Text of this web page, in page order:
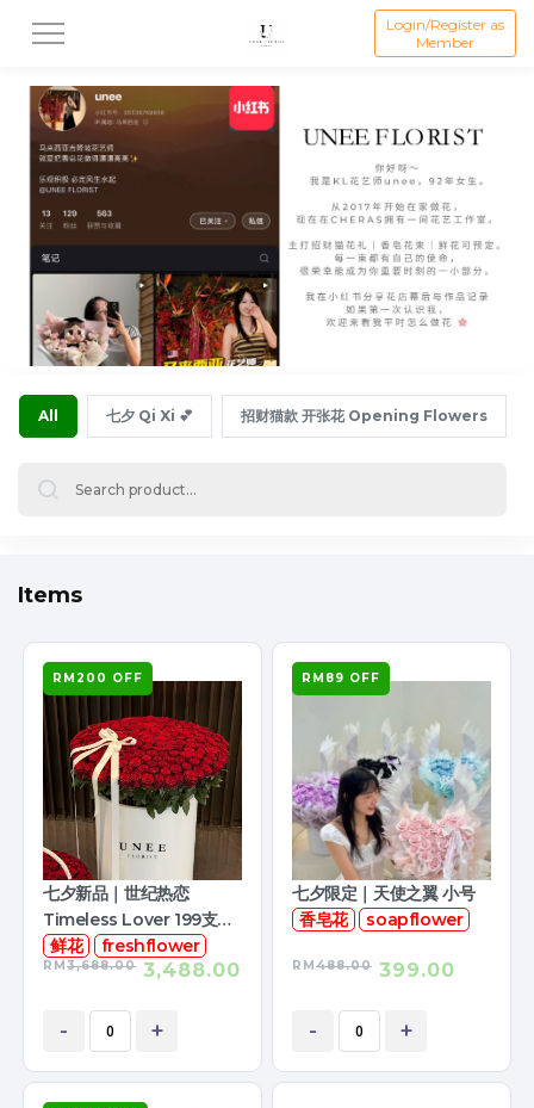
Login/Register as
Member
All 七夕 Qi Xi 💕 招财猫款 开张花 Opening Flowers
Items
RM200 OFF
七夕新品｜世纪热恋
Timeless Lover 199支鲜
花鲜花 freshflower
RM3,688.00 3,488.00
- +
RM89 OFF
七夕限定｜天使之翼 小号
香皂花
soapflower
RM488.00 399.00
- +